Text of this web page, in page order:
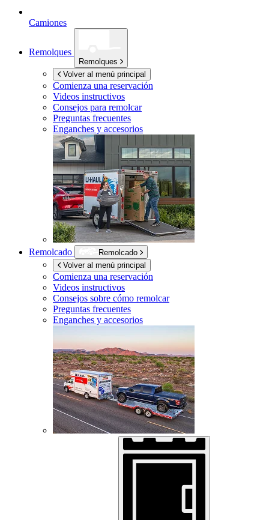
Camiones
Remolques
Remolques
Volver al menú principal
Comienza una reservación
Videos instructivos
Consejos para remolcar
Preguntas frecuentes
Enganches y accesorios
Remolcado
Remolcado
Volver al menú principal
Comienza una reservación
Videos instructivos
Consejos sobre cómo remolcar
Preguntas frecuentes
Enganches y accesorios